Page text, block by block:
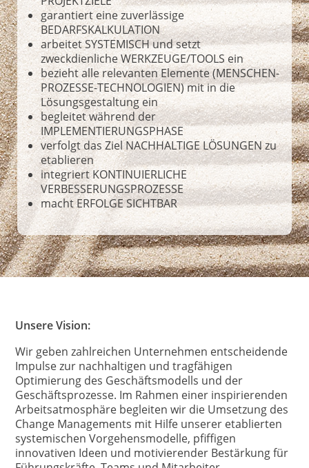
garantiert eine zuverlässige
BEDARFSKALKULATION
arbeitet SYSTEMISCH und setzt
zweckdienliche WERKZEUGE/TOOLS ein
bezieht alle relevanten Elemente (MENSCHEN-
PROZESSE-TECHNOLOGIEN) mit in die
Lösungsgestaltung ein
begleitet während der
IMPLEMENTIERUNGSPHASE
verfolgt das Ziel NACHHALTIGE LÖSUNGEN zu
etablieren
integriert KONTINUIERLICHE
VERBESSERUNGSPROZESSE
macht ERFOLGE SICHTBAR
Unsere Vision:
Wir geben zahlreichen Unternehmen entscheidende
Impulse zur nachhaltigen und tragfähigen
Optimierung des Geschäftsmodells und der
Geschäftsprozesse. Im Rahmen einer inspirierenden
Arbeitsatmosphäre begleiten wir die Umsetzung des
Change Managements mit Hilfe unserer etablierten
systemischen Vorgehensmodelle, pfiffigen
innovativen Ideen und motivierender Bestärkung für